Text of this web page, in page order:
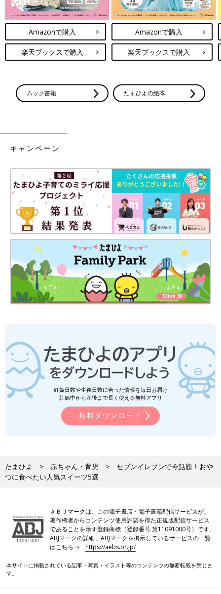
Amazonで購入
楽天ブックスで購入
Amazonで購入
楽天ブックスで購入
ムック書籍 たまひよの絵本
キャンペーン
妊娠日数や生後日数に合った情報を毎日お届け
妊娠中から産後まで長く使える無料アプリ
無料ダウンロード
たまひよ 赤ちゃん・育児
セブンイレブンで今話題！おや
つに食べたい人気スイーツ5選
ＡＢＪマークは、この電子書店・電子書籍配信サービスが、
著作権者からコンテンツ使用許諾を得た正規版配信サービス
であることを示す登録商標（登録番号 第11091000号）です。
ABJマークの詳細、ABJマークを掲示しているサービスの一覧
はこちら→https://aebs.or.jp/
本サイトに掲載されている記事・写真・イラスト等のコンテンツの無断転載を禁じま
す。